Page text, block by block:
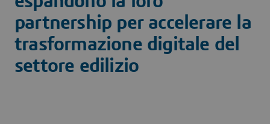
partnership per accelerare la
trasformazione digitale del
settore edilizio